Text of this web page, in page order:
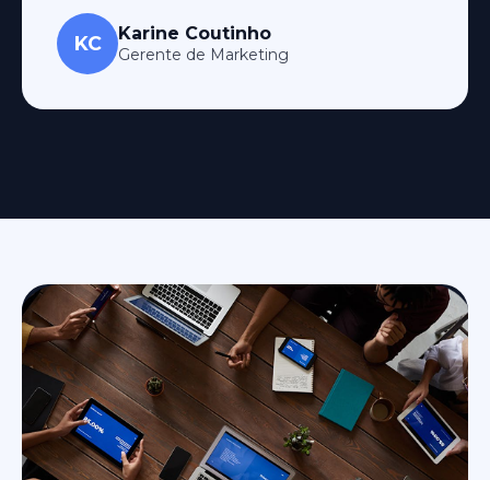
KC Karine Coutinho
Gerente de Marketing